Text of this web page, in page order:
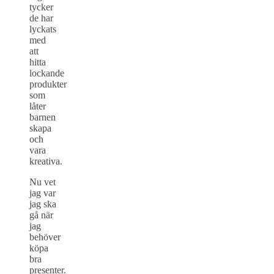
tycker
de har
lyckats
med
att
hitta
lockande
produkter
som
låter
barnen
skapa
och
vara
kreativa.
Nu vet
jag var
jag ska
gå när
jag
behöver
köpa
bra
presenter.